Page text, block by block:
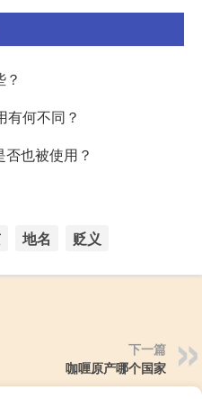
何不同？
也被使用？
地名 贬义
下一篇
咖喱原产哪个国家